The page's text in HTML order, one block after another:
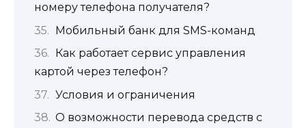
номеру телефона получателя?
Мобильный банк для SMS-команд
Как работает сервис управления
картой через телефон?
Условия и ограничения
О возможности перевода средств с